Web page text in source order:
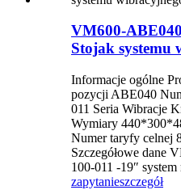
VM600-
Stojak systemu
Informacje ogólne
pozycji ABE040
011 Seria Wibracje
Wymiary
Numer taryfy celnej
Szczegółowe dane
100-011 -19″ system
zapytanieszczegół